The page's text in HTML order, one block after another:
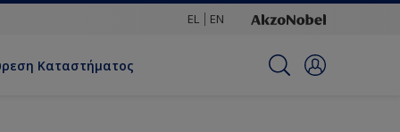
EL EN
Καταστήματος